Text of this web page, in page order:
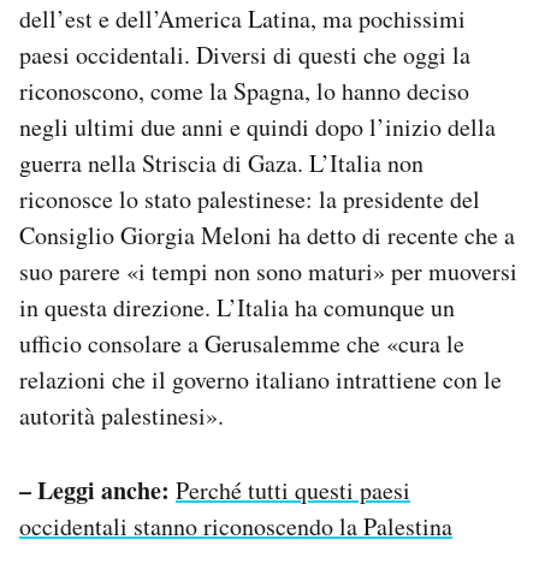
dell’est e dell’America Latina, ma pochissimi
paesi occidentali. Diversi di questi che oggi la
riconoscono, come la Spagna, lo hanno deciso
negli ultimi due anni e quindi dopo l’inizio della
guerra nella Striscia di Gaza. L’Italia non
riconosce lo stato palestinese: la presidente del
Consiglio Giorgia Meloni ha detto di recente che a
suo parere «i tempi non sono maturi» per muoversi
in questa direzione. L’Italia ha comunque un
ufficio consolare a Gerusalemme che «cura le
relazioni che il governo italiano intrattiene con le
autorità palestinesi».
– Leggi anche: Perché tutti questi paesi
occidentali stanno riconoscendo la Palestina